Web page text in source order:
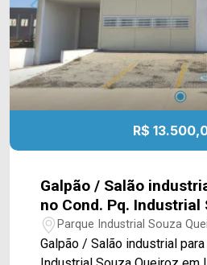
R$
Galpão / Salão
no Cond. Pq.
em Limeira/SP
Parque Industrial Souza
Galpão / Salão industrial para